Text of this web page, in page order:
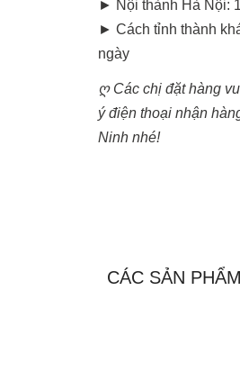
► Nội thành Hà Nội:
► Cách tỉnh thành
ngày
ღ Các chị đặt hàng
ý điện thoại nhận
Ninh nhé!
CÁC SẢN